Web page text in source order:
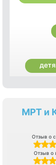
МРТ и
Отзыв о
Отзыв о